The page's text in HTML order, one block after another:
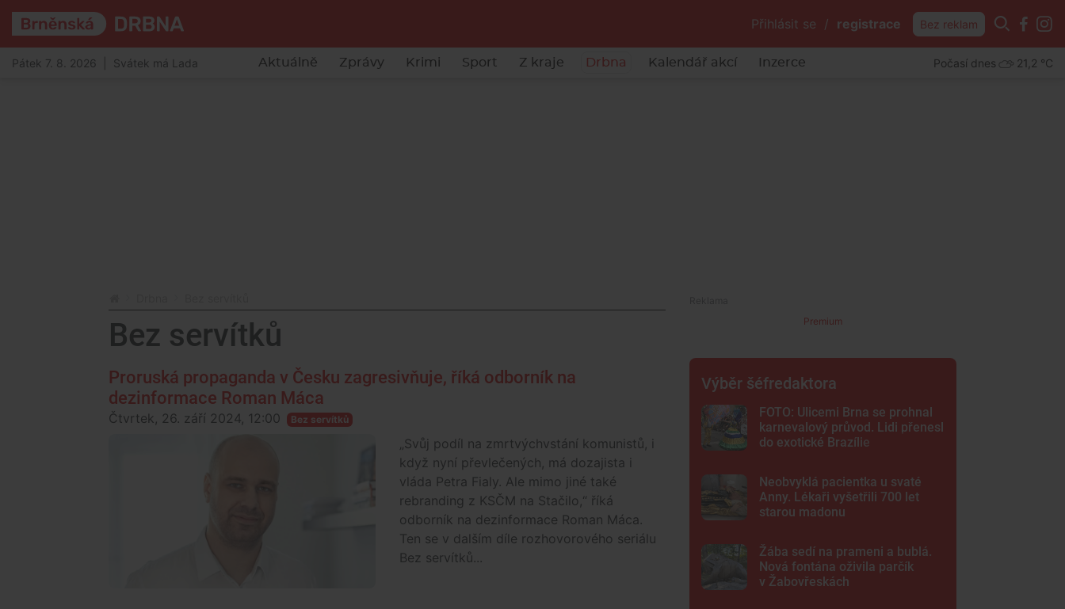
Přihlásit se / registrace Bez reklam
Pátek 7. 8. 2026 | Svátek má Lada Aktuálně Zprávy Krimi Sport Z kraje Drbna Kalendář akcí Inzerce Počasí dnes 21,2 °C
Bez servítků
Proruská propaganda v Česku zagresivňuje, říká odborník na
dezinformace Roman Máca
Čtvrtek, 26. září 2024, 12:00 Bez servítků
„Svůj podíl na zmrtvýchvstání komunistů, i
když nyní převlečených, má dozajista i
vláda Petra Fialy. Ale mimo jiné také
rebranding z KSČM na Stačilo,“ říká
odborník na dezinformace Roman Máca.
Ten se v dalším díle rozhovorového seriálu
Bez servítků...
Premium
Výběr šéfredaktora
FOTO: Ulicemi Brna se prohnal
karnevalový průvod. Lidi přenesl
do exotické Brazílie
Neobvyklá pacientka u svaté
Anny. Lékaři vyšetřili 700 let
starou madonu
Žába sedí na prameni a bublá.
Nová fontána oživila parčík
v Žabovřeskách